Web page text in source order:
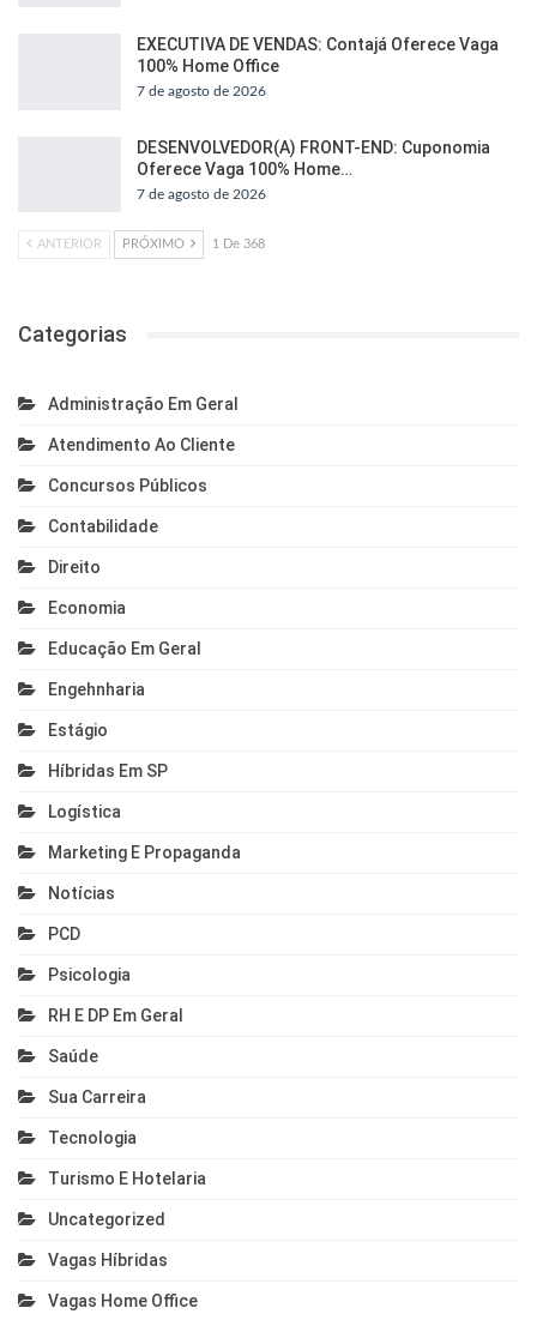
EXECUTIVA DE VENDAS: Contajá Oferece Vaga
100% Home Office
7 de agosto de 2026
DESENVOLVEDOR(A) FRONT-END: Cuponomia
Oferece Vaga 100% Home…
7 de agosto de 2026
ANTERIOR PRÓXIMO 1 De 368
Categorias
Administração Em Geral
Atendimento Ao Cliente
Concursos Públicos
Contabilidade
Direito
Economia
Educação Em Geral
Engehnharia
Estágio
Híbridas Em SP
Logística
Marketing E Propaganda
Notícias
PCD
Psicologia
RH E DP Em Geral
Saúde
Sua Carreira
Tecnologia
Turismo E Hotelaria
Uncategorized
Vagas Híbridas
Vagas Home Office